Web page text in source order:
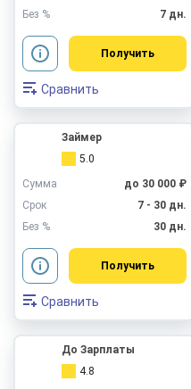
Без %
7 дн.
Получить
Сравнить
Займер
5.0
Сумма
до 30 000 ₽
Срок
7 - 30 дн.
Без %
30 дн.
Получить
Сравнить
До Зарплаты
4.8